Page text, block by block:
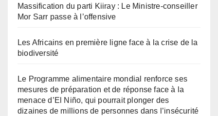
Massification du parti Kiiray : Le Ministre-conseiller
Mor Sarr passe à l’offensive
Les Africains en première ligne face à la crise de la
biodiversité
Le Programme alimentaire mondial renforce ses
mesures de préparation et de réponse face à la
menace d’El Niño, qui pourrait plonger des
dizaines de millions de personnes dans l’insécurité